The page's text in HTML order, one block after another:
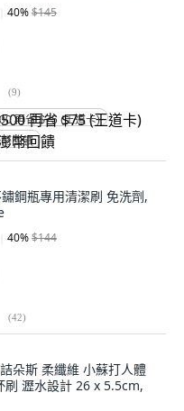
40%$145
(9)
再省 $75 (王道卡)
回饋
鋼瓶專用清潔刷 免洗劑,
40%$144
(42)
詰朵斯 柔纖維 小蘇打人體
刷 瀝水設計 26 x 5.5cm,